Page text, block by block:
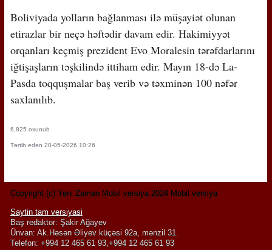
Boliviyada yolların bağlanması ilə müşayiət olunan
etirazlar bir neçə həftədir davam edir. Hakimiyyət
orqanları keçmiş prezident Evo Moralesin tərəfdarlarını
iğtişaşların təşkilində ittiham edir. Mayın 18-də La-
Pasda toqquşmalar baş verib və təxminən 100 nəfər
saxlanılıb.
6,825 oxunub
Tərtib edən 20-05-2026 10:26
Copyright (c) Yeni Zaman Mobil versiya 2024 Mobil versiya
Saytin tam versiyasi
Baş redaktor: Şakir Ağayev
Ünvan: Ak.Həsən Əliyev küçəsi 92a, mənzil 31.
Telefon: +994 12 465 61 93,+994 12 465 61 93